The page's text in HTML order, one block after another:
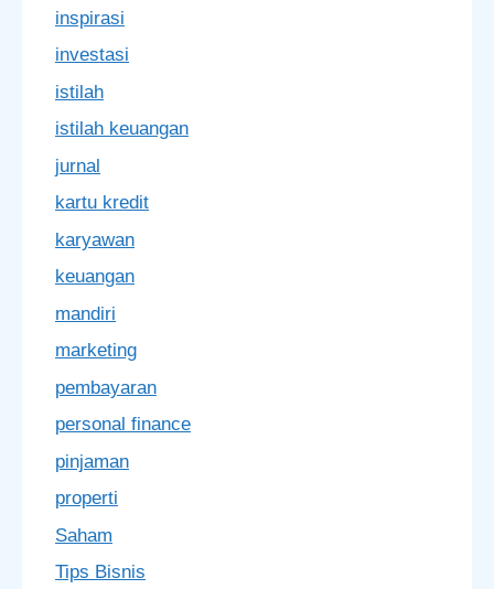
inspirasi
investasi
istilah
istilah keuangan
jurnal
kartu kredit
karyawan
keuangan
mandiri
marketing
pembayaran
personal finance
pinjaman
properti
Saham
Tips Bisnis